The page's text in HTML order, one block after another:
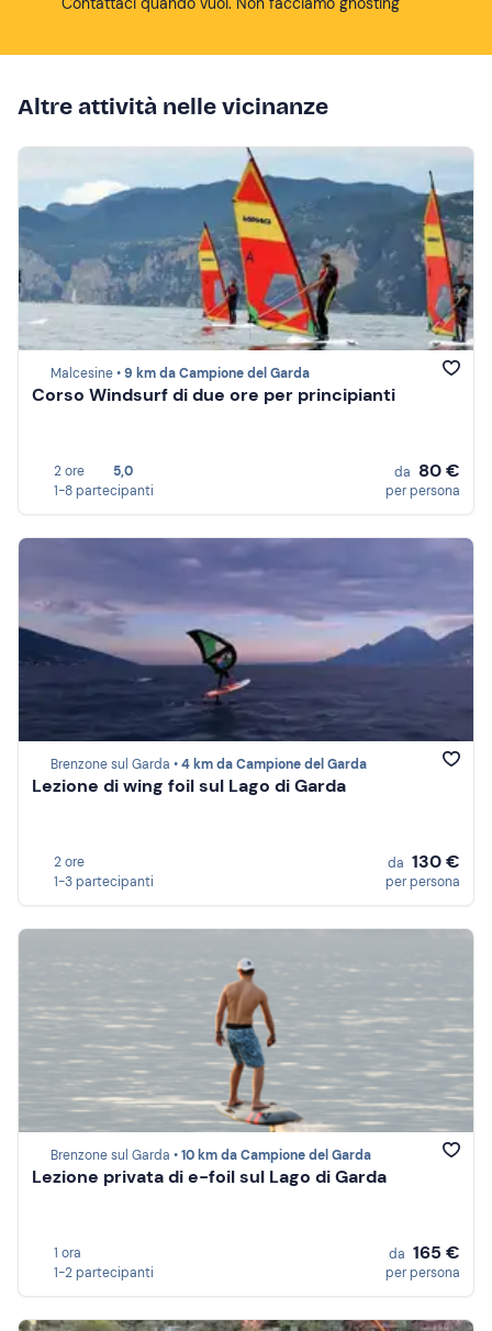
Altre attività nelle vicinanze
Malcesine •9 km da Campione del Garda
Corso Windsurf di due ore per principianti
2 ore
5,0
1-8 partecipanti
da 80 €
per persona
Brenzone sul Garda •4 km da Campione del Garda
Lezione di wing foil sul Lago di Garda
2 ore
1-3 partecipanti
da 130 €
per persona
Brenzone sul Garda •10 km da Campione del Garda
Lezione privata di e-foil sul Lago di Garda
1 ora
1-2 partecipanti
da 165 €
per persona